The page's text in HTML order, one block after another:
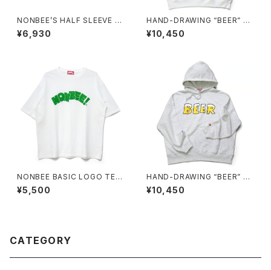
NONBEE’S HALF SLEEVE “S
WEATee” pigment-black
¥6,930
HAND-DRAWING “BEER” H
OODIE white
¥10,450
NONBEE BASIC LOGO TEE
white/green (new)
¥5,500
HAND-DRAWING “BEER” H
OODIE ash-grey
¥10,450
CATEGORY